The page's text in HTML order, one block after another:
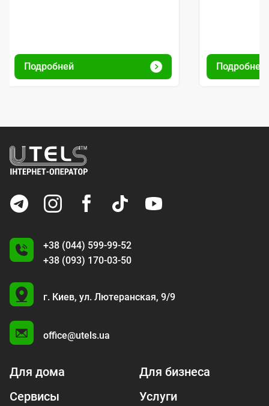
Подробней Подробней
+38 (044) 599-99-52
+38 (093) 170-03-50
U
г. Киев, ул. Лютеранская, 9/9
office@utels.ua
Для дома
Для бизнеса
Сервисы
Услуги